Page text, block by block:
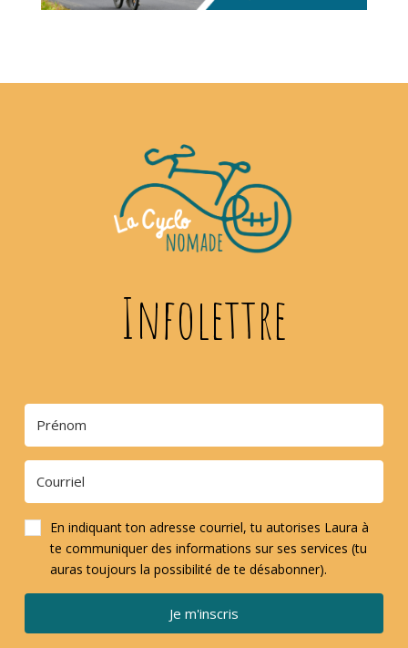
Infolettre
En indiquant ton adresse courriel, tu autorises Laura à
te communiquer des informations sur ses services (tu
auras toujours la possibilité de te désabonner).
Je m'inscris